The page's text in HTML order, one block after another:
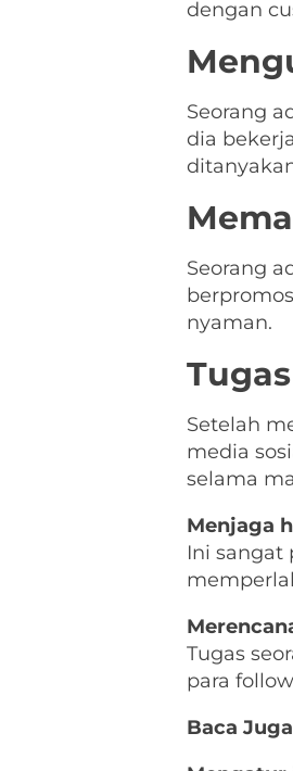
dengan
Seorang
dia
Seorang
nyaman.
Setelah
media
selama
Menjaga
Ini sangat
Tugas
para
Baca